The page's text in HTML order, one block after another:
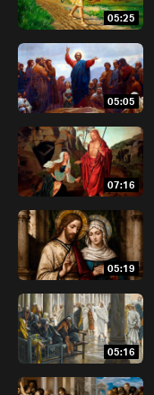
05:25
05:05
07:16
05:19
05:16